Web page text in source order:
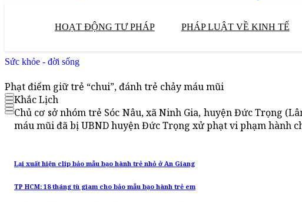
HOẠT ĐỘNG TƯ PHÁP PHÁP LUẬT VỀ KINH TẾ
Sức khỏe - đời sống
Phạt điểm giữ trẻ “chui”, đánh trẻ chảy máu mũi
Khắc Lịch
Chủ cơ sở nhóm trẻ Sóc Nâu, xã Ninh Gia, huyện Đức Trọng
máu mũi đã bị UBND huyện Đức Trọng xử phạt vi phạm hành
Lại xuất hiện clip bảo mẫu bạo hành trẻ nhỏ ở An Giang
TP HCM: 18 tháng tù giam cho bảo mẫu bạo hành trẻ em